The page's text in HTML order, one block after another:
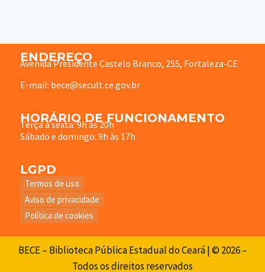
ENDEREÇO
Avenida Presidente Castelo Branco, 255, Fortaleza-CE
E-mail: bece@secult.ce.gov.br
HORÁRIO DE FUNCIONAMENTO
Terça à sexta: 9h às 20h
Sábado e domingo: 9h às 17h
LGPD
Termos de uso
Aviso de privacidade
Política de cookies
BECE – Biblioteca Pública Estadual do Ceará | © 2026 –
Todos os direitos reservados